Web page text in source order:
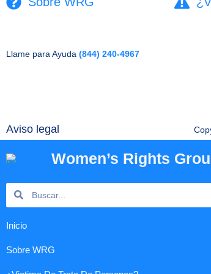
Llame para Ayuda (844) 240-4967
Aviso legal
Women’s Rights
Search
Inicio
Sobre WRG